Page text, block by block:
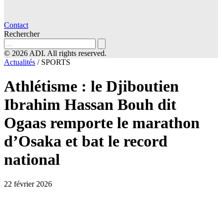
Contact
Rechercher
© 2026 ADI. All rights reserved.
Actualités / SPORTS
Athlétisme : le Djiboutien
Ibrahim Hassan Bouh dit
Ogaas remporte le marathon
d’Osaka et bat le record
national
22 février 2026